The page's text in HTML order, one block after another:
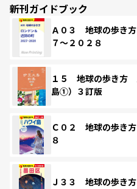
新刊ガイドブック
Ａ０３ 地球の歩き
７～２０２８
１５ 地球の歩き方
島①）３訂版
Ｃ０２ 地球の歩き
８
Ｊ３３ 地球の歩き